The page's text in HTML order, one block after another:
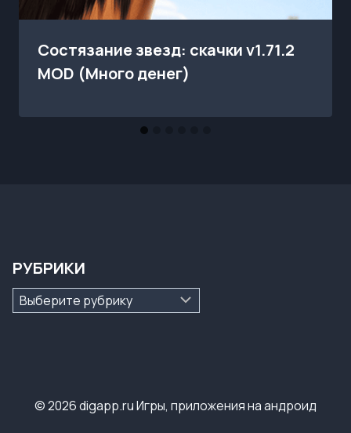
Состязание звезд: скачки v1.71.2
MOD (Много денег)
РУБРИКИ
Рубрики
© 2026 digapp.ru Игры, приложения на андроид